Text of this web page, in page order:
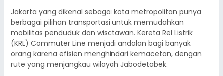
Jakarta yang dikenal sebagai kota metropolitan punya
berbagai pilihan transportasi untuk memudahkan
mobilitas penduduk dan wisatawan. Kereta Rel Listrik
(KRL) Commuter Line menjadi andalan bagi banyak
orang karena efisien menghindari kemacetan, dengan
rute yang menjangkau wilayah Jabodetabek.